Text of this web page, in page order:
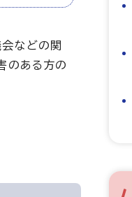
などの関
のある方の